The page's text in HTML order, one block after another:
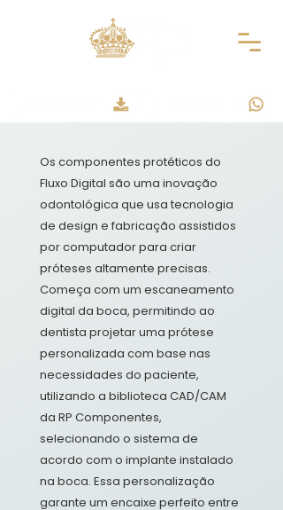
FLUXO
DIGITAL
Os componentes protéticos do
Fluxo Digital são uma inovação
odontológica que usa tecnologia
de design e fabricação assistidos
por computador para criar
próteses altamente precisas.
Começa com um escaneamento
digital da boca, permitindo ao
dentista projetar uma prótese
personalizada com base nas
necessidades do paciente,
utilizando a biblioteca CAD/CAM
da RP Componentes,
selecionando o sistema de
acordo com o implante instalado
na boca. Essa personalização
garante um encaixe perfeito entre